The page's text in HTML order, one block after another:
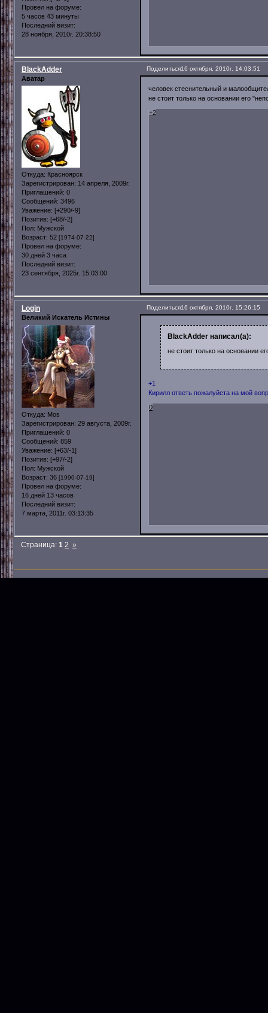
Провел на форуме:
5 часов 43 минуты
Последний визит:
28 ноября, 2010г. 20:38:50
Поделиться16 октября, 2010г. 14:03:51
BlackAdder
Аватар
Откуда: Красноярск
Зарегистрирован: 14 апреля, 2009г.
Приглашений: 0
Сообщений: 3496
Уважение: [+290/-9]
Позитив: [+68/-2]
Пол: Мужской
Возраст: 52 [1974-07-22]
Провел на форуме:
30 дней 3 часа
Последний визит:
23 сентября, 2025г. 15:03:00
человек стеснительный и
не стоит только на основании его
+2
Поделиться16 октября, 2010г. 15:26:15
Login
Великий Искатель Истины
Откуда: Mos
Зарегистрирован: 29 августа, 2009г.
Приглашений: 0
Сообщений: 859
Уважение: [+63/-1]
Позитив: [+97/-2]
Пол: Мужской
Возраст: 36 [1990-07-19]
Провел на форуме:
16 дней 13 часов
Последний визит:
7 марта, 2011г. 03:13:35
BlackAdder написал(а):
не стоит только на основании
+1
Кирилл ответь пожалуйста на мой
0
Страница:1 2 »